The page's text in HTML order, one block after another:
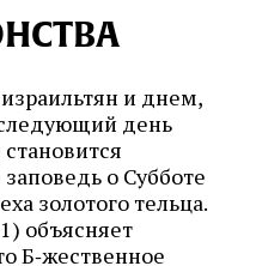
и днем,
день
о Субботе
золотого тельца.
объясняет
Б‑жественное